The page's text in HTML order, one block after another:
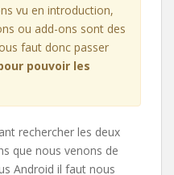
vu en introduction,
ou add-ons sont des
faut donc passer
pouvoir les
rechercher les deux
que nous venons de
Android il faut nous